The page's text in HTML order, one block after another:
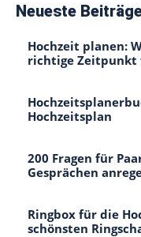
Neueste
Hochzeit planen:
richtige Zeitpunkt
Hochzeitsplan
200 Fragen für
Gesprächen
Ringbox für die
schönsten